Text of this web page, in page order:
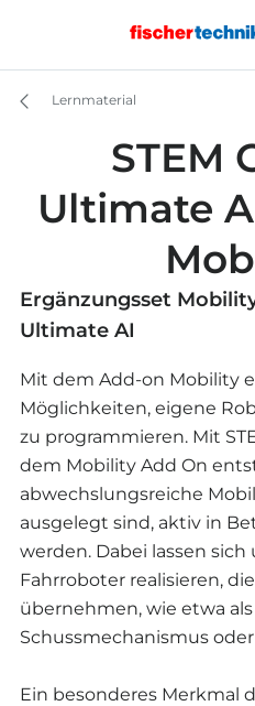
Lernmaterial
STEM
Ultimate
Ergänzungsset
Ultimate AI
Mit dem Add-on Mobility
Möglichkeiten, eigene
zu programmieren. Mit
dem Mobility Add On
abwechslungsreiche
ausgelegt sind, aktiv in
werden. Dabei lassen
Fahrroboter realisieren,
übernehmen, wie etwa
Schussmechanismus
Ein besonderes Merkmal